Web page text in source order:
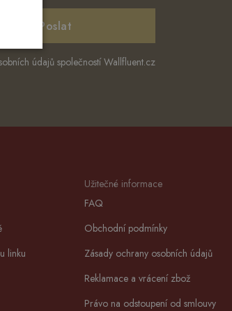
Poslat
údajů společností Wallfluent.cz
linku
Užitečné informace
FAQ
Obchodní podmínky
Zásady ochrany osobních údajů
Reklamace a vrácení zbož
Právo na odstoupení od smlouvy